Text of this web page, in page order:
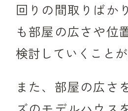
回りの間取りばか
も部屋の広さや位
検討していくことが
また、部屋の広さ